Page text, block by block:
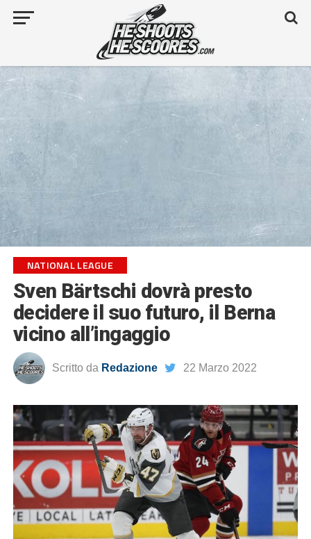
NATIONAL LEAGUE
Sven Bärtschi dovrà presto
decidere il suo futuro, il Berna
vicino all’ingaggio
Scritto da Redazione 22 Marzo 2022